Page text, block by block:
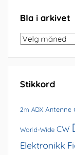
Bla i arkivet
Bla
arkivet
Stikkord
2m ADX Antenne
World-Wide CW
Elektronikk